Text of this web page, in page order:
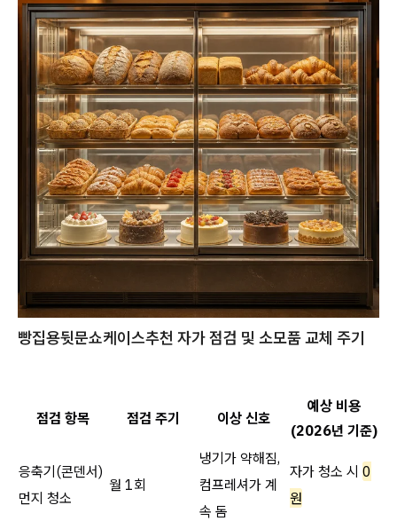
빵집용뒷문쇼케이스추천 자가 점검 및 소모품 교체 주기
점검 항목 점검 주기 이상 신호
예상 비용
(2026년 기준)
응축기(콘덴서)
먼지 청소
월 1회
냉기가 약해짐,
컴프레셔가 계
속 돔
자가 청소 시 0
원